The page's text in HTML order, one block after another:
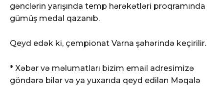
gənclərin yarışında temp hərəkətləri proqramında
gümüş medal qazanıb.
Qeyd edək ki, çempionat Varna şəhərində keçirilir.
* Xəbər və məlumatları bizim email adresimizə
göndərə bilər və ya yuxarıda qeyd edilən Məqalə